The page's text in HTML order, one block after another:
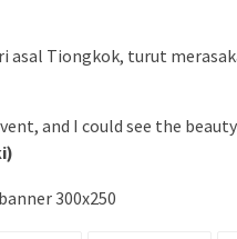
asal Tiongkok, turut
and I could see the